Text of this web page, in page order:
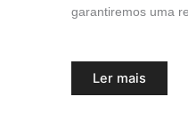
garantiremos uma
Ler mais